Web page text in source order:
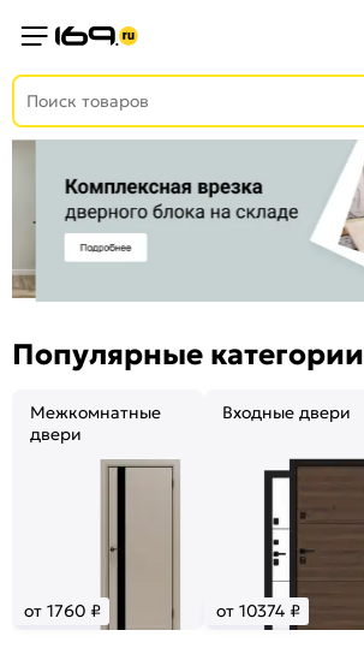
Популярные категории
Межкомнатные
двери
от 1760 ₽
Входные двери
от 10374 ₽